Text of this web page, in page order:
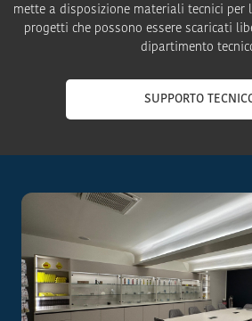
mette a disposizione materiali tecnici
progetti che possono essere scaricati
dipartimento
SUPPORTO